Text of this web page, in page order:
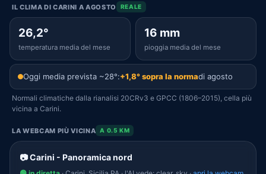
IL CLIMA DI CARINI A AGOSTO REALE
26,2°
temperatura media del mese
16 mm
pioggia media del mese
Oggi media prevista ~28°:+1,8° sopra la normadi agosto
Normali climatiche dalla rianalisi 20CRv3 e GPCC (1806–2015), cella più
vicina a Carini.
LA WEBCAM PIÙ VICINA A 0.5 KM
📷 Carini - Panoramica nord